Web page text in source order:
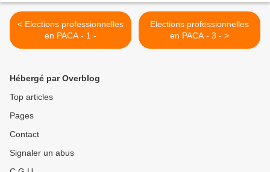
< Elections professionnelles
en PACA - 1 -
Elections professionnelles
en PACA - 3 - >
Hébergé par Overblog
Top articles
Pages
Contact
Signaler un abus